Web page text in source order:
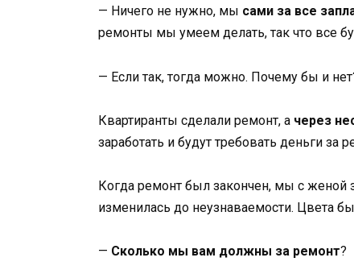
— Ничего не нужно, мы сами за все
ремонты мы умеем делать, так что все
— Если так, тогда можно. Почему бы и
Квартиранты сделали ремонт, а через
заработать и будут требовать деньги за
Когда ремонт был закончен, мы с женой
изменилась до неузнаваемости. Цвета
— Сколько мы вам должны за ремонт?